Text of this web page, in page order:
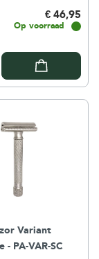
€ 46,95
Op voorraad
Variant
- PA-VAR-SC